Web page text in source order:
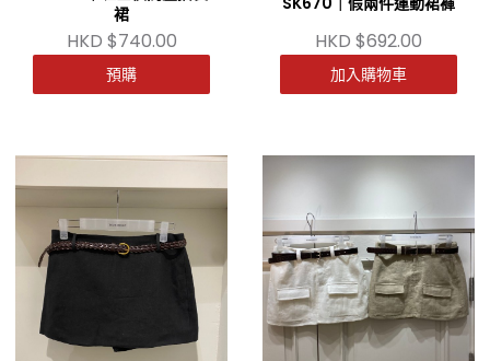
裙
HKD $740.00
預購
HKD $692.00
加入購物車